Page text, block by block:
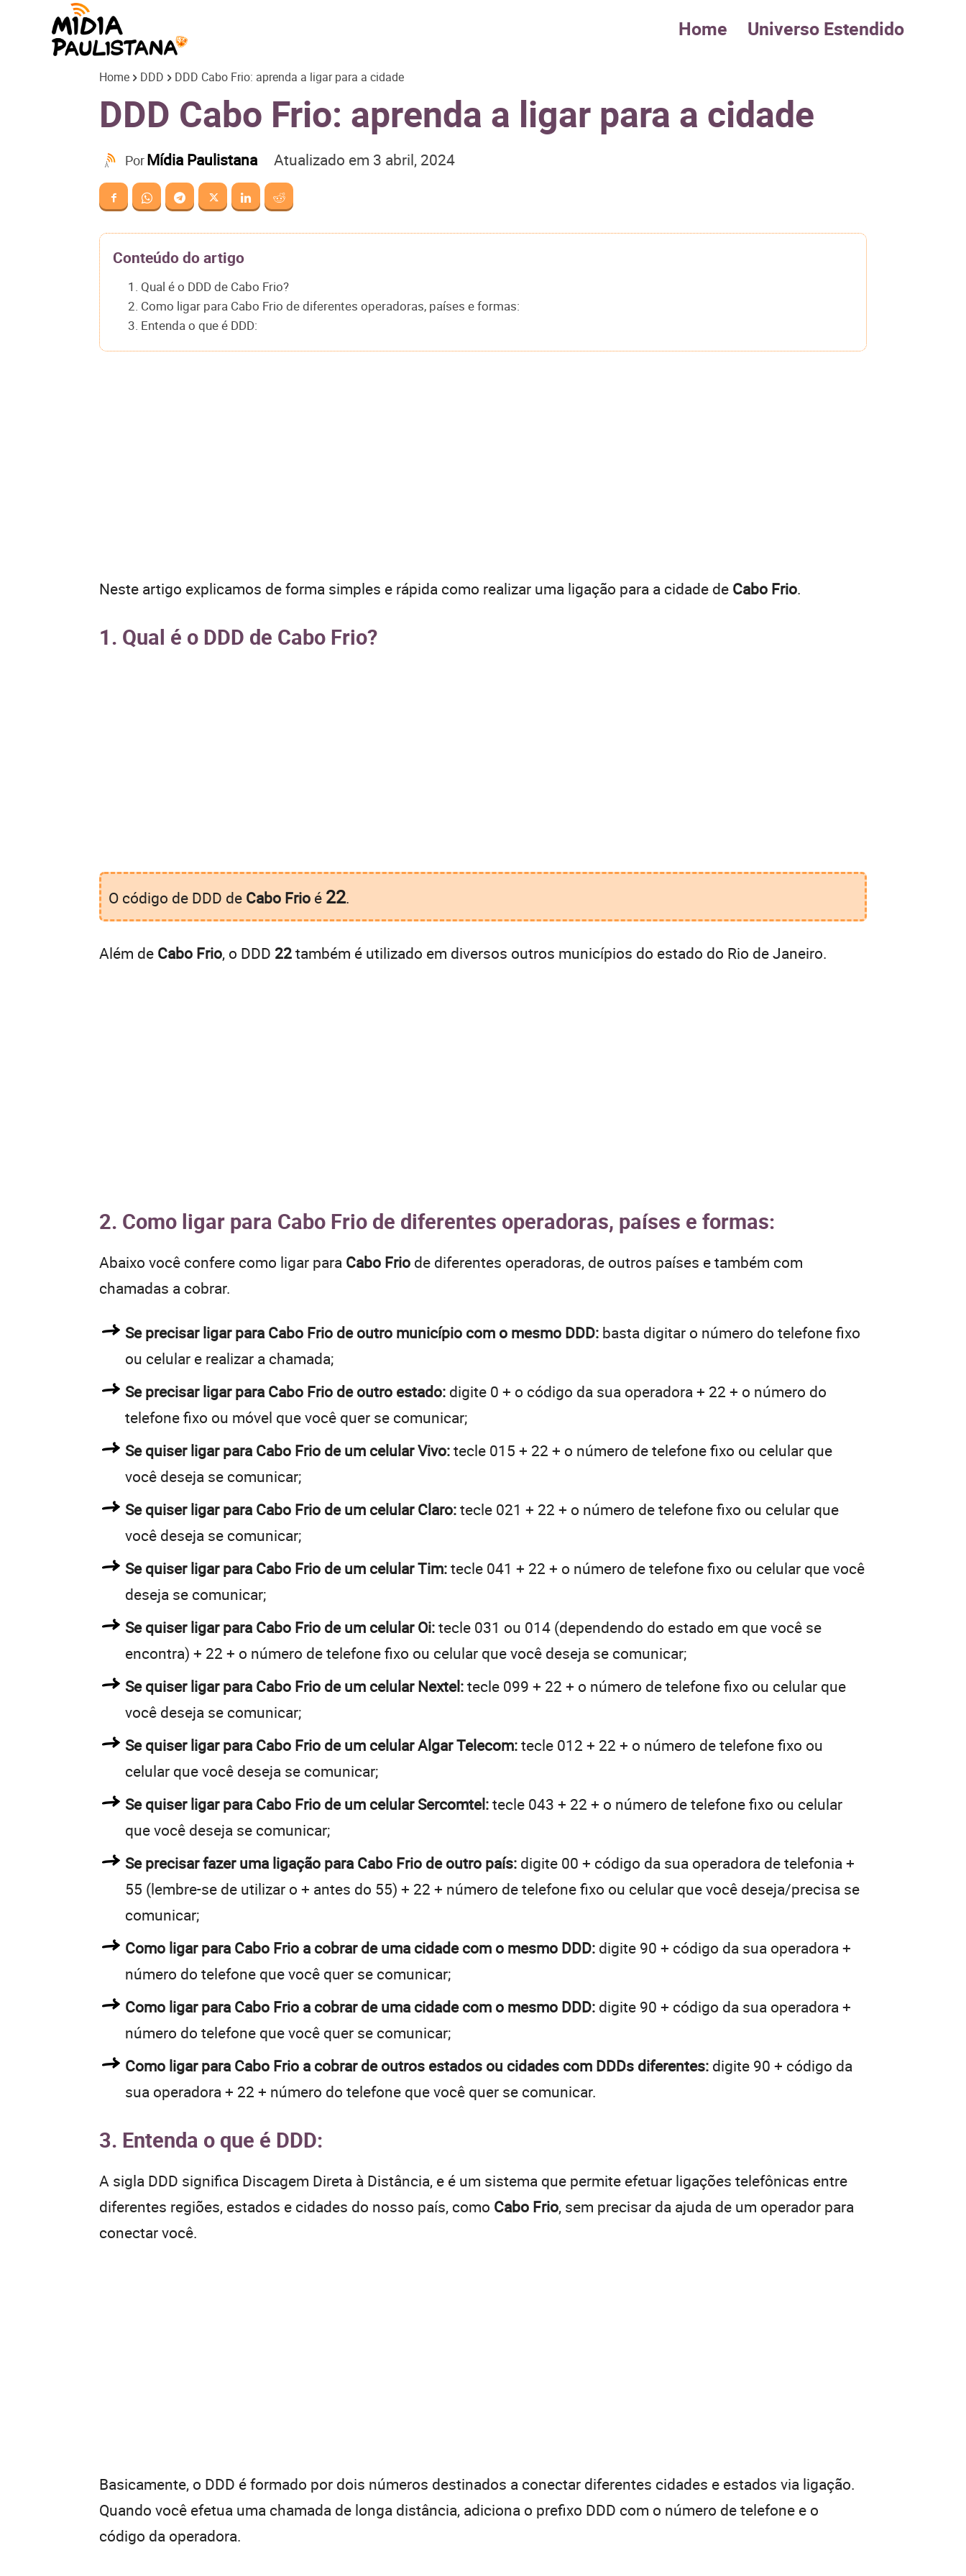
Paulistana
Home Universo Estendido
Home DDD DDD Cabo Frio: aprenda a ligar para a cidade
DDD Cabo Frio: aprenda a ligar para a cidade
PorMídia Paulistana Atualizado em 3 abril, 2024
Conteúdo do artigo
1. Qual é o DDD de Cabo Frio?
2. Como ligar para Cabo Frio de diferentes operadoras, países e formas:
3. Entenda o que é DDD:
Neste artigo explicamos de forma simples e rápida como realizar uma ligação para a cidade de Cabo Frio.
1. Qual é o DDD de Cabo Frio?
O código de DDD de Cabo Frio é 22.
Além de Cabo Frio, o DDD 22também é utilizado em diversos outros municípios do estado do Rio de Janeiro.
2. Como ligar para Cabo Frio de diferentes operadoras, países e formas:
Abaixo você confere como ligar para Cabo Frio de diferentes operadoras, de outros países e também com
chamadas a cobrar.
Se precisar ligar para Cabo Frio de outro município com o mesmo DDD: basta digitar o número do telefone fixo
ou celular e realizar a chamada;
Se precisar ligar para Cabo Frio de outro estado: digite 0 + o código da sua operadora + 22 + o número do
telefone fixo ou móvel que você quer se comunicar;
Se quiser ligar para Cabo Frio de um celular Vivo:tecle 015 + 22 + o número de telefone fixo ou celular que
você deseja se comunicar;
Se quiser ligar para Cabo Frio de um celular Claro:tecle 021 + 22 + o número de telefone fixo ou celular que
você deseja se comunicar;
Se quiser ligar para Cabo Frio de um celular Tim:tecle 041 + 22 + o número de telefone fixo ou celular que você
deseja se comunicar;
Se quiser ligar para Cabo Frio de um celular Oi:tecle 031 ou 014 (dependendo do estado em que você se
encontra) + 22 + o número de telefone fixo ou celular que você deseja se comunicar;
Se quiser ligar para Cabo Frio de um celular Nextel:tecle 099 + 22 + o número de telefone fixo ou celular que
você deseja se comunicar;
Se quiser ligar para Cabo Frio de um celular Algar Telecom:tecle 012 + 22 + o número de telefone fixo ou
celular que você deseja se comunicar;
Se quiser ligar para Cabo Frio de um celular Sercomtel:tecle 043 + 22 + o número de telefone fixo ou celular
que você deseja se comunicar;
Se precisar fazer uma ligação para Cabo Frio de outro país: digite 00 + código da sua operadora de telefonia +
55 (lembre-se de utilizar o + antes do 55) + 22 + número de telefone fixo ou celular que você deseja/precisa se
comunicar;
Como ligar para Cabo Frio a cobrar de uma cidade com o mesmo DDD: digite 90 + código da sua operadora +
número do telefone que você quer se comunicar;
Como ligar para Cabo Frio a cobrar de uma cidade com o mesmo DDD: digite 90 + código da sua operadora +
número do telefone que você quer se comunicar;
Como ligar para Cabo Frio a cobrar de outros estados ou cidades com DDDs diferentes: digite 90 + código da
sua operadora + 22 + número do telefone que você quer se comunicar.
3. Entenda o que é DDD:
A sigla DDD significa Discagem Direta à Distância, e é um sistema que permite efetuar ligações telefônicas entre
diferentes regiões, estados e cidades do nosso país, como Cabo Frio, sem precisar da ajuda de um operador para
conectar você.
Basicamente, o DDD é formado por dois números destinados a conectar diferentes cidades e estados via ligação.
Quando você efetua uma chamada de longa distância, adiciona o prefixo DDD com o número de telefone e o
código da operadora.